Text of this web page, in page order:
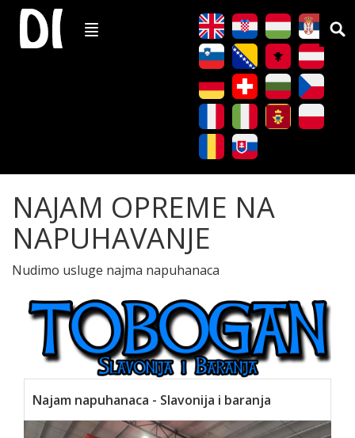
NAJAM OPREME NA
NAPUHAVANJE
Nudimo usluge najma napuhanaca
Najam napuhanaca - Slavonija i baranja